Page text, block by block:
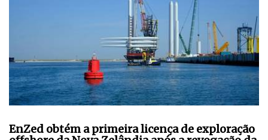
EnZed obtém a primeira licença de exploração